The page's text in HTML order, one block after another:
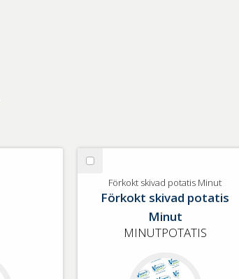
Välj
Förkokt
skivad
Förkokt skivad potatis Minut
Förkokt skivad potatis
Minut
MINUTPOTATIS